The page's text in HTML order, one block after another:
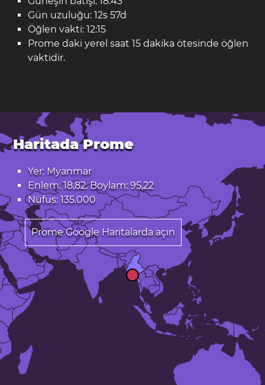
Gün uzuluğu: 12s 57d
Öğlen vakti: 12:15
Prome daki yerel saat 15 dakika ötesinde öğlen
vaktidir.
Haritada Prome
Yer: Myanmar
Enlem: 18,82. Boylam: 95,22
Nüfus: 135.000
Prome Google Haritalarda açın